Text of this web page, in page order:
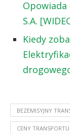
Opowiada
S.A.
Kiedy
BEZEMISYJNY
CENY TRANSPORTU